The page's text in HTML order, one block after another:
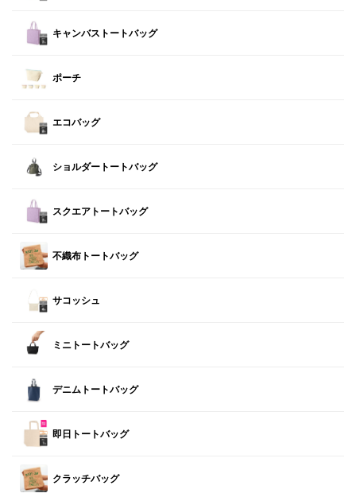
キャンバストートバッグ
ポーチ
エコバッグ
ショルダートートバッグ
スクエアトートバッグ
不織布トートバッグ
サコッシュ
ミニトートバッグ
デニムトートバッグ
即日トートバッグ
クラッチバッグ